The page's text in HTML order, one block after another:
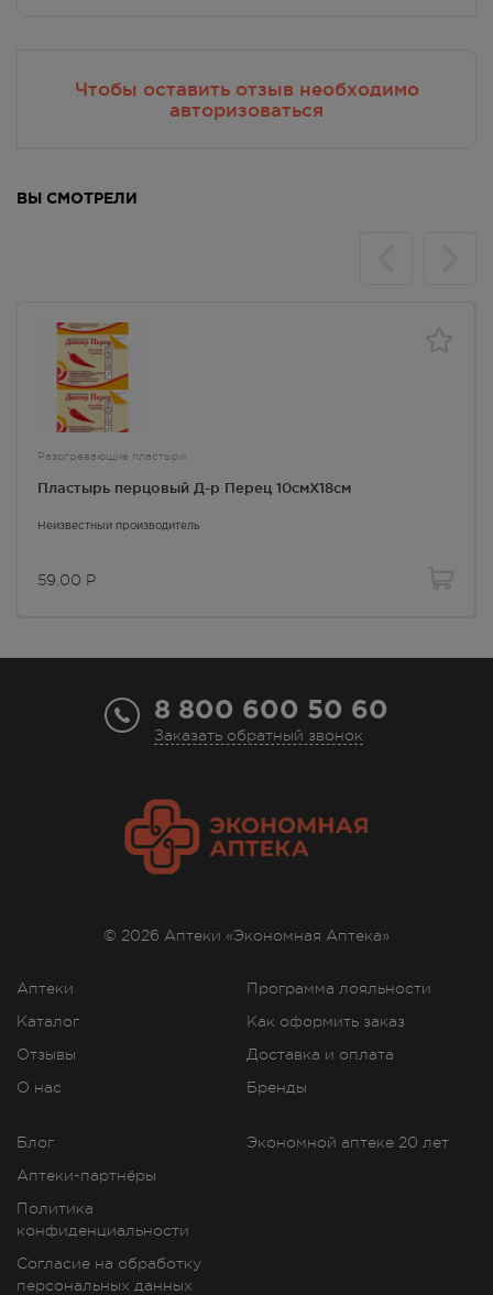
Чтобы оставить отзыв необходимо
авторизоваться
ВЫ СМОТРЕЛИ
Разогревающие пластыри
Пластырь перцовый Д-р Перец 10смX18см
Неизвестный производитель
59.00 Р
8 800 600 50 60
Заказать обратный звонок
Аптеки
Каталог
Отзывы
О нас
Программа лояльности
Как оформить заказ
Доставка и оплата
Бренды
Блог
Аптеки-партнёры
Политика
конфиденциальности
Согласие на обработку
персональных данных
Экономной аптеке 20 лет
© 2026 Аптеки «Экономная Аптека»